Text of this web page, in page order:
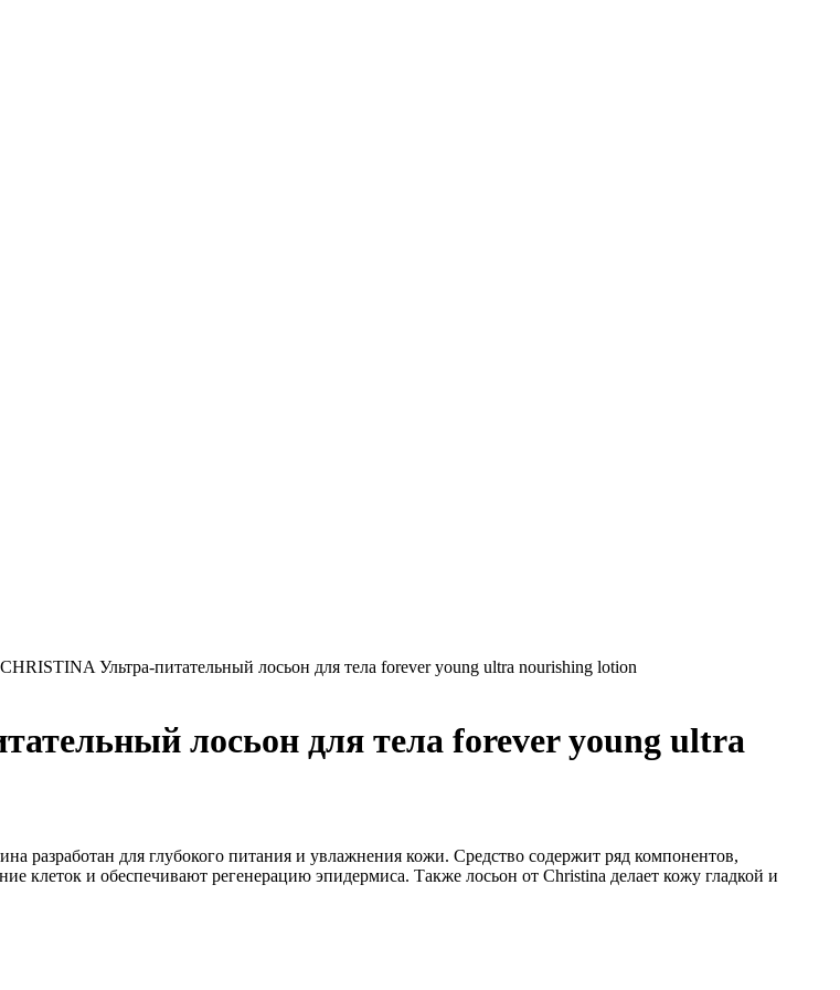
CHRISTINA Ультра-питательный лосьон для тела forever young ultra nourishing lotion
лосьон для тела forever young ultra
разработан для глубокого питания и увлажнения кожи. Средство содержит ряд компонентов,
клеток и обеспечивают регенерацию эпидермиса. Также лосьон от Christina делает кожу гладкой и